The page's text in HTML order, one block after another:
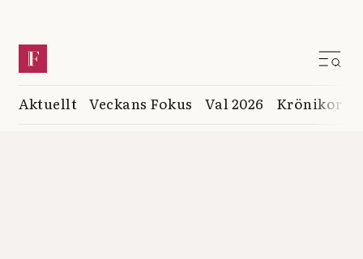
Aktuellt Veckans Fokus Val 2026 Krönikor